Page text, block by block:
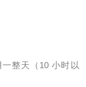
整天（10 小时以